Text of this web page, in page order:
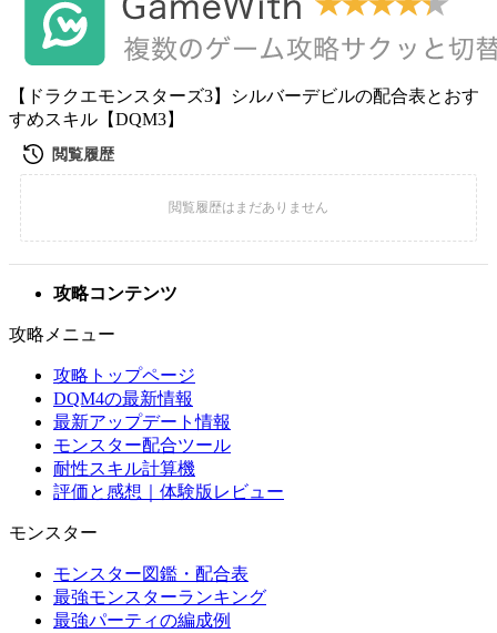
【ドラクエモンスターズ3】シルバーデビルの配合表とおす
すめスキル【DQM3】
攻略コンテンツ
攻略メニュー
攻略トップページ
DQM4の最新情報
最新アップデート情報
モンスター配合ツール
耐性スキル計算機
評価と感想｜体験版レビュー
モンスター
モンスター図鑑・配合表
最強モンスターランキング
最強パーティの編成例